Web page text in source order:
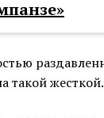
такой